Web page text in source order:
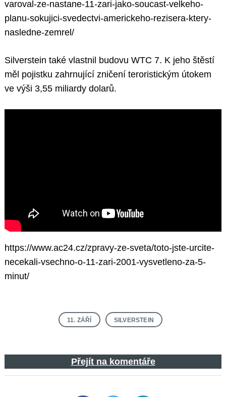
varoval-ze-nastane-11-zari-jako-soucast-velkeho-
planu-sokujici-svedectvi-americkeho-rezisera-ktery-
nasledne-zemrel/
Silverstein také vlastnil budovu WTC 7. K jeho štěstí
měl pojistku zahrnující zničení teroristickým útokem
ve výši 3,55 miliardy dolarů.
https://www.ac24.cz/zpravy-ze-sveta/toto-jste-urcite-
necekali-vsechno-o-11-zari-2001-vysvetleno-za-5-
minut/
11. ZÁŘÍ SILVERSTEIN
Přejít na komentáře